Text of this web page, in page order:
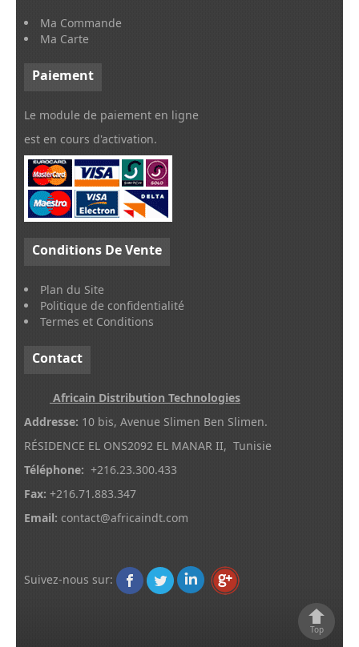
Ma Commande
Ma Carte
Paiement
Le module de paiement en ligne
est en cours d'activation.
Conditions De Vente
Plan du Site
Politique de confidentialité
Termes et Conditions
Contact
Africain Distribution Technologies
Addresse: 10 bis, Avenue Slimen Ben Slimen.
RÉSIDENCE EL ONS2092 EL MANAR II, Tunisie
Téléphone: +216.23.300.433
Fax: +216.71.883.347
Email: contact@africaindt.com
Suivez-nous sur:
Top